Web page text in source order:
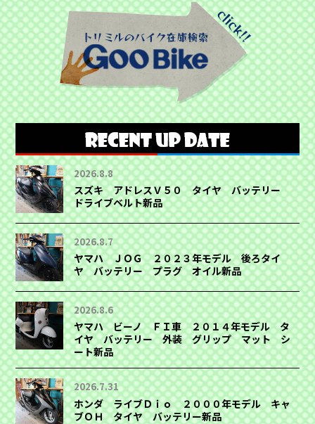
2026.8.8
スズキ アドレスＶ５０ タイヤ バッテリー
ドライブベルト新品
2026.8.7
ヤマハ ＪＯＧ ２０２３年モデル 後ろタイ
ヤ バッテリー プラグ オイル新品
2026.8.6
ヤマハ ビーノ ＦＩ車 ２０１４年モデル タ
イヤ バッテリー 外装 グリップ マット シ
ート新品
2026.7.31
ホンダ ライブＤｉｏ ２０００年モデル キャ
ブＯＨ タイヤ バッテリー新品